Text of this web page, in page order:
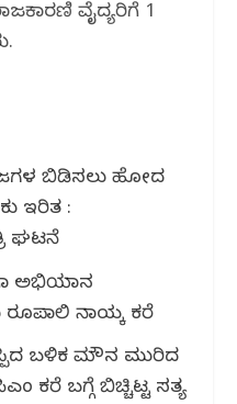
ವೈದ್ಯರಿಗೆ 1
ಬಿಡಿಸಲು ಹೋದ
ಇರಿತ :
ಘಟನೆ
ಅಭಿಯಾನ
ನಾಯ್ಕ ಕರೆ
ಬಳಿಕ ಮೌನ ಮುರಿದ
ಕರೆ ಬಗ್ಗೆ ಬಿಚ್ಚಿಟ್ಟ ಸತ್ಯ